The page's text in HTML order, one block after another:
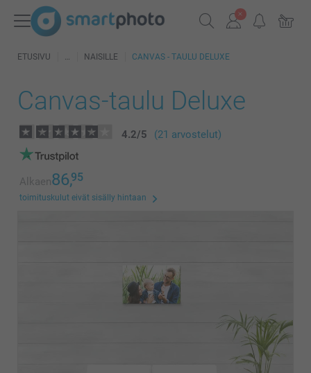
ETUSIVU NAISILLE CANVAS - TAULU DELUXE
Canvas-taulu Deluxe
4.2/5 (21 arvostelut)
Alkaen86,95
toimituskulut eivät sisälly hintaan